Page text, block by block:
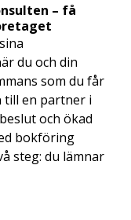
– få
du och din
som du får
till en partner i
och ökad
bokföring
steg: du lämnar